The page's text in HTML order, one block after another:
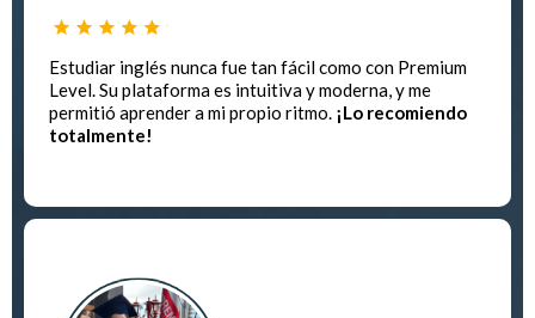
Estudiar inglés nunca fue tan fácil como con Premium
Level. Su plataforma es intuitiva y moderna, y me
permitió aprender a mi propio ritmo. ¡Lo recomiendo
totalmente!